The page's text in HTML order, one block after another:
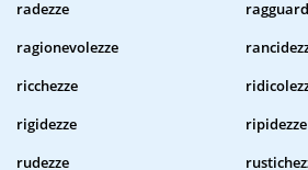
radezze
ragionevolezze
ricchezze
rigidezze
ripidezze
rudezze